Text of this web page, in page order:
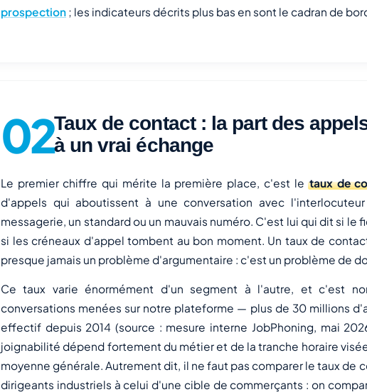
prospection ; les indicateurs décrits plus bas en sont le cadran de
Taux de contact : la part des
à un vrai échange
Le premier chiffre qui mérite la première place, c'est letaux de
d'appels qui aboutissent à une conversation avec
messagerie, un standard ou un mauvais numéro. C'est lui qui dit si le
si les créneaux d'appel tombent au bon moment. Un taux de
presque jamais un problème d'argumentaire : c'est un problème de
Ce taux varie énormément d'un segment à l'autre, et c'est
conversations menées sur notre plateforme — plus de 30 millions
effectif depuis 2014 (source : mesure interne JobPhoning, mai
joignabilité dépend fortement du métier et de la tranche horaire
moyenne générale. Autrement dit, il ne faut pas comparer le taux de
dirigeants industriels à celui d'une cible de commerçants : on